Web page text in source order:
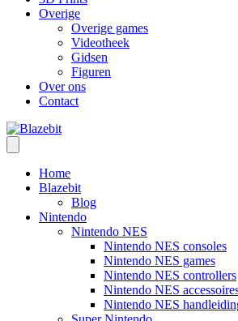
Overige
Overige games
Videotheek
Gidsen
Figuren
Over ons
Contact
Home
Blazebit
Blog
Nintendo
Nintendo NES
Nintendo NES consoles
Nintendo NES games
Nintendo NES controllers
Nintendo NES
Nintendo NES